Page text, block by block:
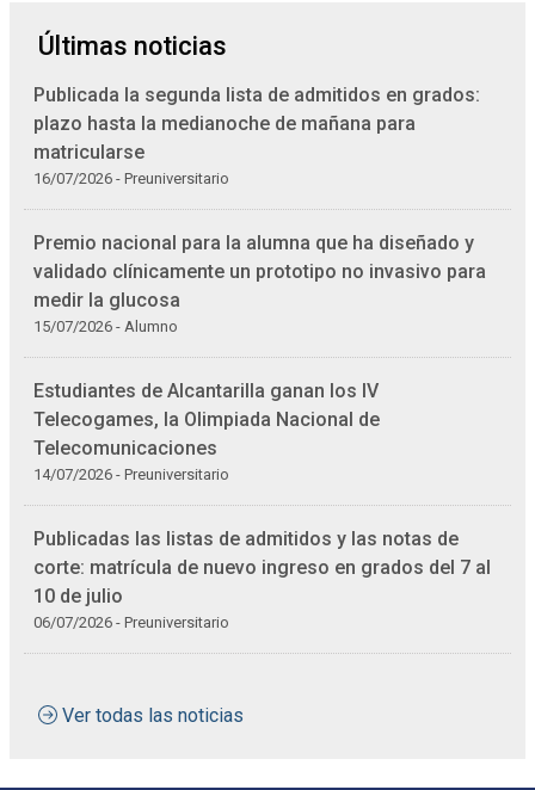
Últimas noticias
Publicada la segunda lista de admitidos en grados:
plazo hasta la medianoche de mañana para
matricularse
16/07/2026 - Preuniversitario
Premio nacional para la alumna que ha diseñado y
validado clínicamente un prototipo no invasivo para
medir la glucosa
15/07/2026 - Alumno
Estudiantes de Alcantarilla ganan los IV
Telecogames, la Olimpiada Nacional de
Telecomunicaciones
14/07/2026 - Preuniversitario
Publicadas las listas de admitidos y las notas de
corte: matrícula de nuevo ingreso en grados del 7 al
10 de julio
06/07/2026 - Preuniversitario
Ver todas las noticias